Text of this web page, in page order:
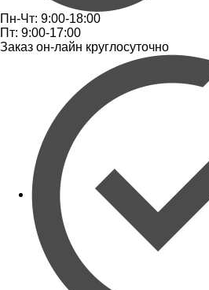
Пн-Чт: 9:00-18:00
Пт: 9:00-17:00
Заказ он-лайн круглосуточно